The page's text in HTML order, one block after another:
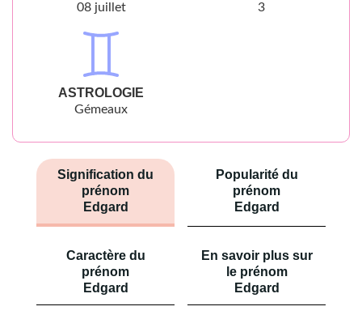
08 juillet 3
ASTROLOGIE
Gémeaux
Signification du
prénom
Edgard
Popularité du
prénom
Edgard
Caractère du
prénom
Edgard
En savoir plus sur
le prénom
Edgard